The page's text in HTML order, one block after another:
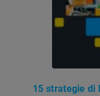
15 strategie di